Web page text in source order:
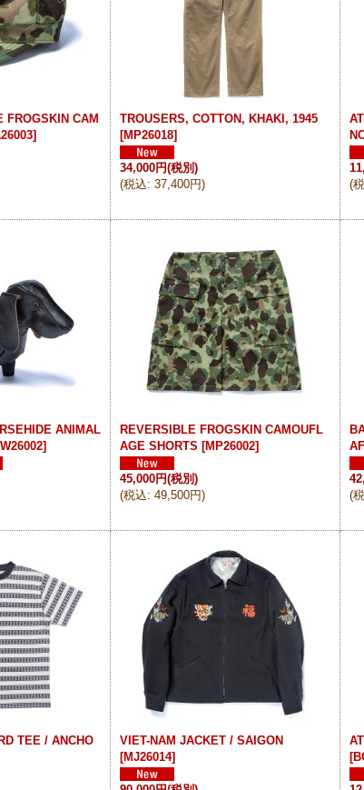
FROGSKIN CAM
]
TROUSERS, COTTON, KHAKI, 1945
[MP26018]
34,000円(税別)
(税込: 37,400円)
(
ANIMAL
]
REVERSIBLE FROGSKIN CAMOUFL
AGE SHORTS [MP26002]
45,000円(税別)
(税込: 49,500円)
AF
(
TEE / ANCHO
VIET-NAM JACKET / SAIGON
[MJ26014]
[